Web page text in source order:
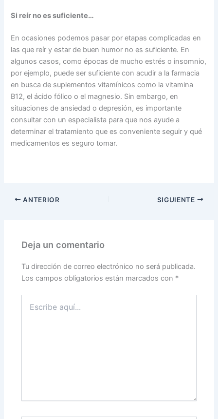
Si reír no es suficiente…
En ocasiones podemos pasar por etapas complicadas en
las que reír y estar de buen humor no es suficiente. En
algunos casos, como épocas de mucho estrés o insomnio,
por ejemplo, puede ser suficiente con acudir a la farmacia
en busca de suplementos vitamínicos como la vitamina
B12, el ácido fólico o el magnesio. Sin embargo, en
situaciones de ansiedad o depresión, es importante
consultar con un especialista para que nos ayude a
determinar el tratamiento que es conveniente seguir y qué
medicamentos es seguro tomar.
ANTERIOR SIGUIENTE
Deja un comentario
Tu dirección de correo electrónico no será publicada.
Los campos obligatorios están marcados con *
aquí...